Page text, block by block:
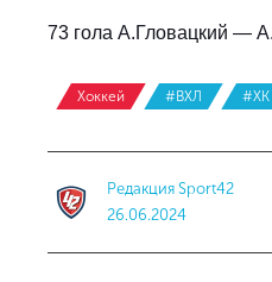
73 гола А.Гловацкий —
Хоккей #ВХЛ #ХК
Редакция Sport42
26.06.2024